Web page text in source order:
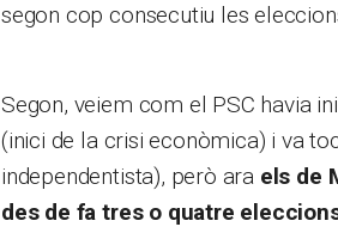
segon cop consecutiu les
Segon, veiem com el PSC havia
(inici de la crisi econòmica) i va
independentista), però ara els de
des de fa tres o quatre